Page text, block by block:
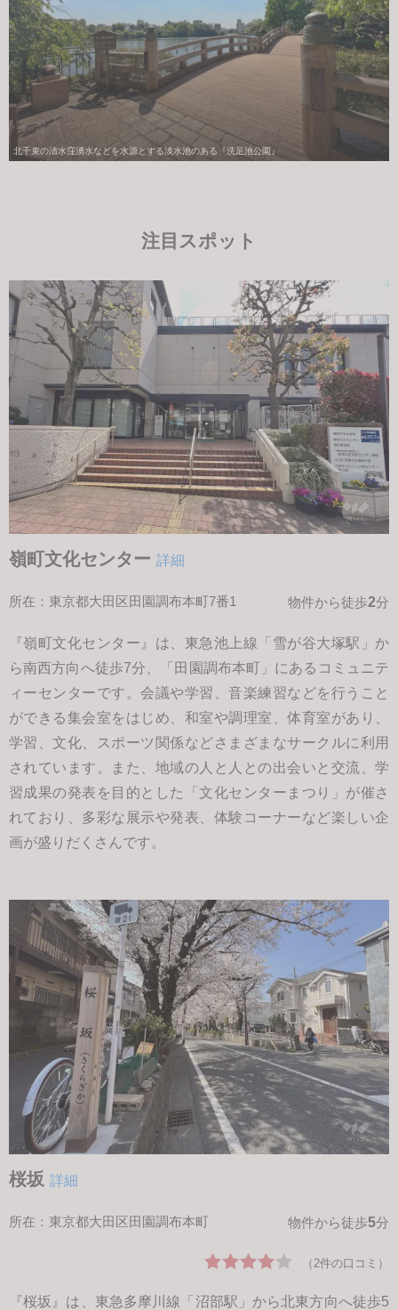
北千束の清水窪湧水などを水源とする淡水池のある『洗足池公園』
注目スポット
嶺町文化センター 詳細
所在：東京都大田区田園調布本町7番1 物件から徒歩2分
『嶺町文化センター』は、東急池上線「雪が谷大塚駅」か
ら南西方向へ徒歩7分、「田園調布本町」にあるコミュニテ
ィーセンターです。会議や学習、音楽練習などを行うこと
ができる集会室をはじめ、和室や調理室、体育室があり、
学習、文化、スポーツ関係などさまざまなサークルに利用
されています。また、地域の人と人との出会いと交流、学
習成果の発表を目的とした「文化センターまつり」が催さ
れており、多彩な展示や発表、体験コーナーなど楽しい企
画が盛りだくさんです。
桜坂 詳細
所在：東京都大田区田園調布本町 物件から徒歩5分
（2件の口コミ）
『桜坂』は、東急多摩川線「沼部駅」から北東方向へ徒歩5